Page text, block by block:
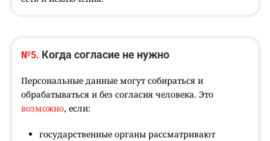
№5. Когда согласие не нужно
Персональные данные могут собираться и
обрабатываться и без согласия человека. Это
возможно, если:
государственные органы рассматривают